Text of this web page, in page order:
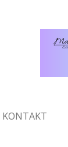
KONTAKT